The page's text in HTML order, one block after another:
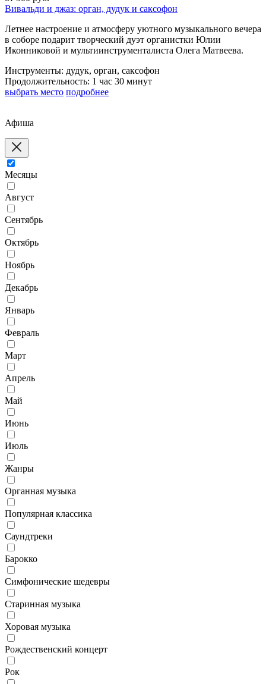
Вивальди и джаз: орган, дудук и саксофон
Летнее настроение и атмосферу уютного музыкального вечера
в соборе подарит творческий дуэт органистки Юлии
Иконниковой и мультиинструменталиста Олега Матвеева.
Инструменты: дудук, орган, саксофон
Продолжительность: 1 час 30 минут
выбрать место подробнее
Афиша
Месяцы
Август
Сентябрь
Октябрь
Ноябрь
Декабрь
Январь
Февраль
Март
Апрель
Май
Июнь
Июль
Жанры
Органная музыка
Популярная классика
Саундтреки
Барокко
Симфонические шедевры
Старинная музыка
Хоровая музыка
Рождественский концерт
Рок